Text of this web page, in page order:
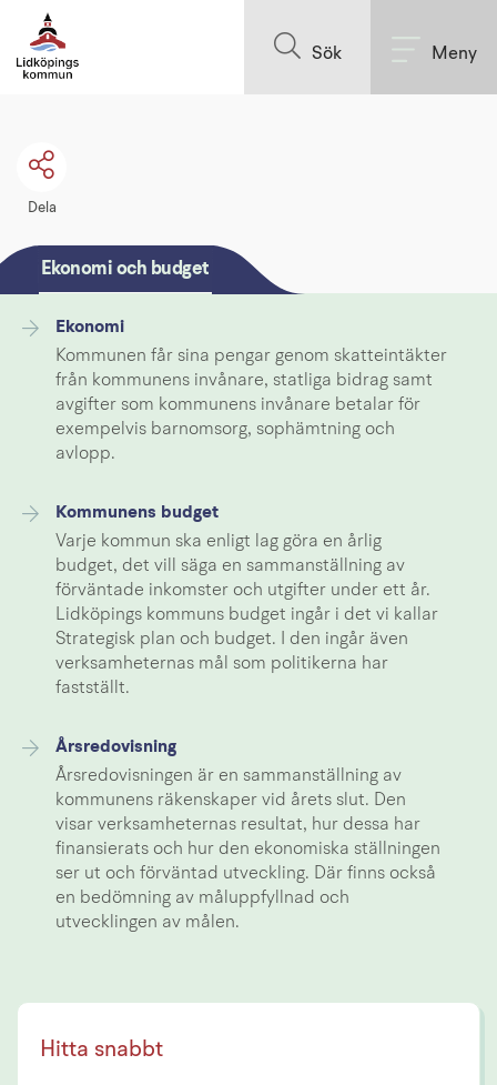
Sök Meny
Dela
Ekonomi och budget
Ekonomi
Kommunen får sina pengar genom skatteintäkter
från kommunens invånare, statliga bidrag samt
avgifter som kommunens invånare betalar för
exempelvis barnomsorg, sophämtning och
avlopp.
Kommunens budget
Varje kommun ska enligt lag göra en årlig
budget, det vill säga en sammanställning av
förväntade inkomster och utgifter under ett år.
Lidköpings kommuns budget ingår i det vi kallar
Strategisk plan och budget. I den ingår även
verksamheternas mål som politikerna har
fastställt.
Årsredovisning
Årsredovisningen är en sammanställning av
kommunens räkenskaper vid årets slut. Den
visar verksamheternas resultat, hur dessa har
finansierats och hur den ekonomiska ställningen
ser ut och förväntad utveckling. Där finns också
en bedömning av måluppfyllnad och
utvecklingen av målen.